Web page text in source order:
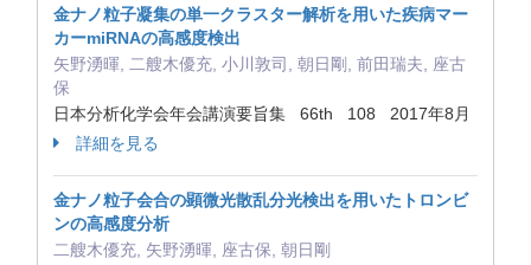
金ナノ粒子凝集の単一クラスター解析を用いた疾病マー
カーmiRNAの高感度検出
矢野湧暉, 二艘木優充, 小川敦司, 朝日剛, 前田瑞夫, 座古
保
日本分析化学会年会講演要旨集 66th 108 2017年8月
詳細を見る
金ナノ粒子会合の顕微光散乱分光検出を用いたトロンビ
ンの高感度分析
二艘木優充, 矢野湧暉, 座古保, 朝日剛